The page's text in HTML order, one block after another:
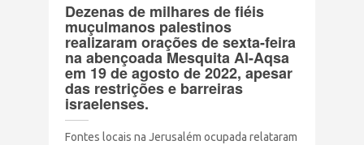
AÇÕES
Clube Brasil Palestina
Doe
Dezenas de milhares de fiéis
muçulmanos palestinos
realizaram orações de sexta-feira
na abençoada Mesquita Al-Aqsa
em 19 de agosto de 2022, apesar
das restrições e barreiras
israelenses.
Fontes locais na Jerusalém ocupada relataram